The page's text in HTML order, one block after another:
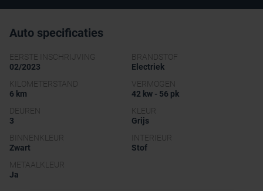
Auto specificaties
EERSTE INSCHRIJVING
02/2023
BRANDSTOF
Electriek
KILOMETERSTAND
6 km
VERMOGEN
42 kw - 56 pk
DEUREN
3
KLEUR
Grijs
BINNENKLEUR
Zwart
INTERIEUR
Stof
METAALKLEUR
Ja